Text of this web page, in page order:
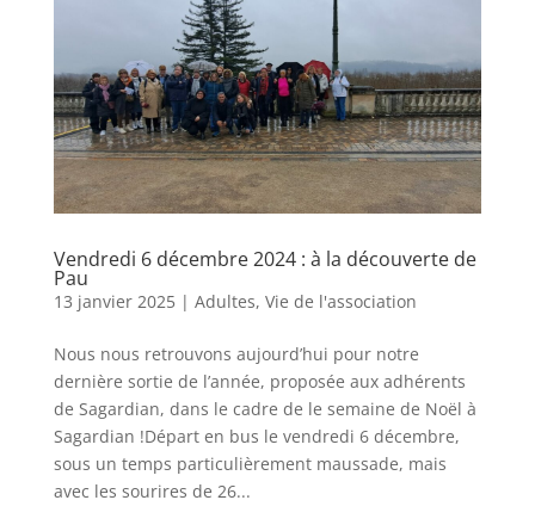
Vendredi 6 décembre 2024 : à la découverte de
Pau
13 janvier 2025| Adultes, Vie de l'association
Nous nous retrouvons aujourd’hui pour notre
dernière sortie de l’année, proposée aux adhérents
de Sagardian, dans le cadre de le semaine de Noël à
Sagardian !Départ en bus le vendredi 6 décembre,
sous un temps particulièrement maussade, mais
avec les sourires de 26...